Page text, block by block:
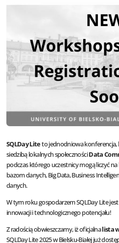
SQLDay Liteto jednodniowa konferencja,
siedzibą lokalnych społecznościData
podczas którego uczestnicy mogą liczyć
bazom danych, Big Data, Business
danych.
W tym roku gospodarzem SQLDay Lite jest
innowacji i technologicznego potencjału!
Z radością obwieszczamy, iż oficjalnalista
SQLDay Lite 2025 w Bielsku-Białej już